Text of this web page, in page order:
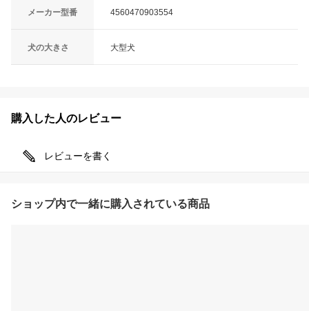
メーカー型番 4560470903554
犬の大きさ 大型犬
購入した人のレビュー
レビューを書く
ショップ内で一緒に購入されている商品